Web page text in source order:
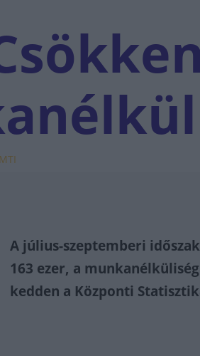
MTI
A július-szeptemberi
163 ezer, a
kedden a Központi